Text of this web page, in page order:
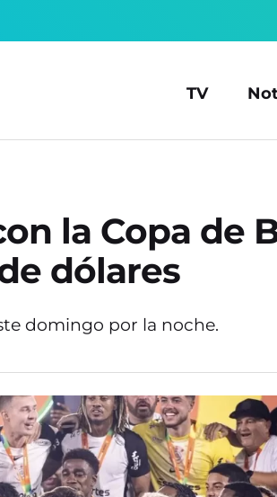
TV
la Copa de
dólares
domingo por la noche.